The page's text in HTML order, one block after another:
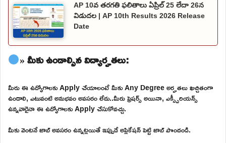
AP 10వ తరగతి ఫలితాలు ఏప్రిల్ 25 లేదా 26న
విడుదల | AP 10th Results 2026 Release
Date
» మీకు ఉండాల్సిన విద్యార్హతలు:
మీరు ఈ ఉద్యోగాలకు Apply చేయాలంటే మీకు Any Degree అర్హతలు ఖచ్చితంగా
ఉండాలి, ఎటువంటి అనుభవం అవసరం లేదు..మీరు ఫ్రెషర్స్ అయినా, ఎక్స్పీరియన్స్
ఉన్నవారైనా ఈ ఉద్యోగాలకు Apply చేసుకోవచ్చు.
మీకు వెంటనే జాబ్ అవసరం ఉన్నట్లయితే ఇప్పుడే అప్లికేషన్ పెట్టి జాబ్ పొందండి.